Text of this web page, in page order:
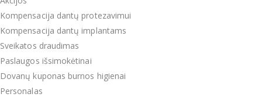
Kompensacija dantų protezavimui
Kompensacija dantų implantams
Sveikatos draudimas
Paslaugos išsimokėtinai
Dovanų kuponas burnos higienai
Personalas